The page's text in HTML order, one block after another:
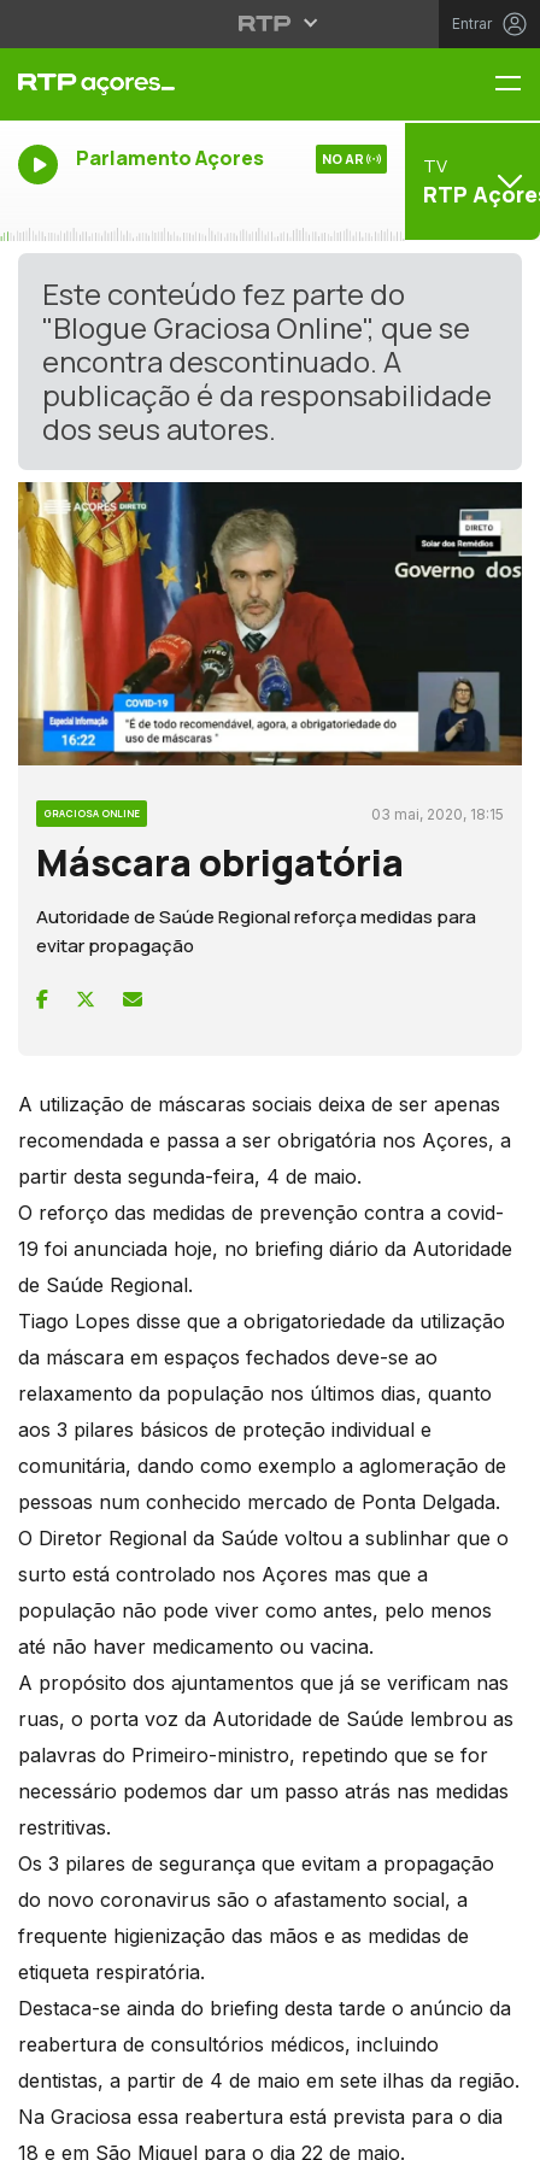
Entrar
Parlamento Açores NO AR TV
RTP
Este conteúdo fez parte do
"Blogue Graciosa Online", que se
encontra descontinuado. A
publicação é da responsabilidade
dos seus autores.
GRACIOSA ONLINE 03 mai, 2020, 18:15
Máscara obrigatória
Autoridade de Saúde Regional reforça medidas para
evitar propagação
A utilização de máscaras sociais deixa de ser apenas
recomendada e passa a ser obrigatória nos Açores, a
partir desta segunda-feira, 4 de maio.
O reforço das medidas de prevenção contra a covid-
19 foi anunciada hoje, no briefing diário da Autoridade
de Saúde Regional.
Tiago Lopes disse que a obrigatoriedade da utilização
da máscara em espaços fechados deve-se ao
relaxamento da população nos últimos dias, quanto
aos 3 pilares básicos de proteção individual e
comunitária, dando como exemplo a aglomeração de
pessoas num conhecido mercado de Ponta Delgada.
O Diretor Regional da Saúde voltou a sublinhar que o
surto está controlado nos Açores mas que a
população não pode viver como antes, pelo menos
até não haver medicamento ou vacina.
A propósito dos ajuntamentos que já se verificam nas
ruas, o porta voz da Autoridade de Saúde lembrou as
palavras do Primeiro-ministro, repetindo que se for
necessário podemos dar um passo atrás nas medidas
restritivas.
Os 3 pilares de segurança que evitam a propagação
do novo coronavirus são o afastamento social, a
frequente higienização das mãos e as medidas de
etiqueta respiratória.
Destaca-se ainda do briefing desta tarde o anúncio da
reabertura de consultórios médicos, incluindo
dentistas, a partir de 4 de maio em sete ilhas da região.
Na Graciosa essa reabertura está prevista para o dia
18 e em São Miguel para o dia 22 de maio.